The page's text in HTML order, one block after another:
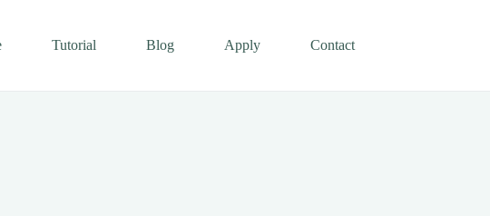
Tutorial Blog Apply Contact